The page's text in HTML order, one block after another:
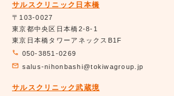
サルスクリニック日本橋
〒103-0027
東京都中央区日本橋2-8-1
東京日本橋タワーアネックスB1F
050-3851-0269
salus-nihonbashi@tokiwagroup.jp
サルスクリニック武蔵境